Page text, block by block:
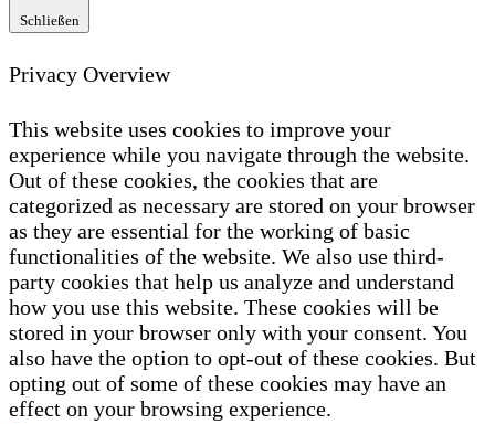
Schließen
Privacy Overview
This website uses cookies to improve your
experience while you navigate through the website.
Out of these cookies, the cookies that are
categorized as necessary are stored on your browser
as they are essential for the working of basic
functionalities of the website. We also use third-
party cookies that help us analyze and understand
how you use this website. These cookies will be
stored in your browser only with your consent. You
also have the option to opt-out of these cookies. But
opting out of some of these cookies may have an
effect on your browsing experience.